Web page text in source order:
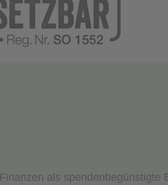
als spendenbegünstigte